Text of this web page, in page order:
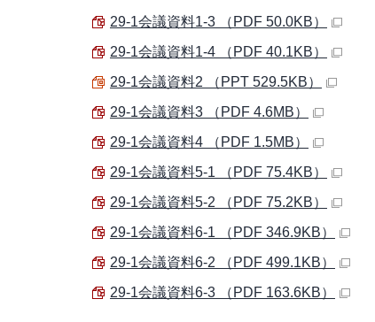
29-1会議資料1-3 （PDF 50.0KB）
29-1会議資料1-4 （PDF 40.1KB）
29-1会議資料2 （PPT 529.5KB）
29-1会議資料3 （PDF 4.6MB）
29-1会議資料4 （PDF 1.5MB）
29-1会議資料5-1 （PDF 75.4KB）
29-1会議資料5-2 （PDF 75.2KB）
29-1会議資料6-1 （PDF 346.9KB）
29-1会議資料6-2 （PDF 499.1KB）
29-1会議資料6-3 （PDF 163.6KB）